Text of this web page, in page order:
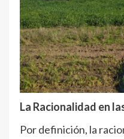
La Racionalidad en
Por definición, la